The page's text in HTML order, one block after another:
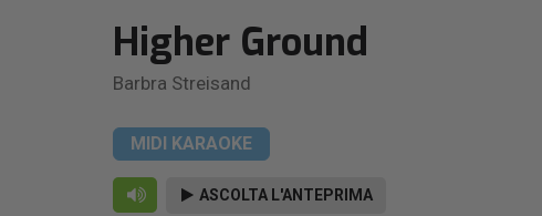
Higher Ground
Barbra Streisand
MIDI KARAOKE
ASCOLTA L'ANTEPRIMA